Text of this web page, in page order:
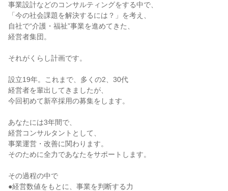
事業設計などのコンサルティングをする中で、
「今の社会課題を解決するには？」を考え、
自社で“介護・福祉”事業を進めてきた、
経営者集団。
それがくらし計画です。
設立19年。これまで、多くの2、30代
経営者を輩出してきましたが、
今回初めて新卒採用の募集をします。
あなたには3年間で、
経営コンサルタントとして、
事業運営・改善に関わります。
そのために全力であなたをサポートします。
その過程の中で
●経営数値をもとに、事業を判断する力